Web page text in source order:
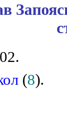
(8).